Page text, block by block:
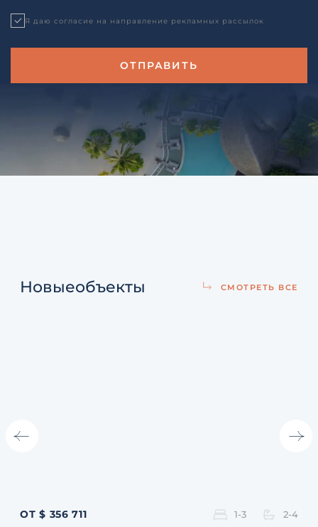
Я даю согласие на направление рекламных рассылок
Новыеобъекты СМОТРЕТЬ ВСЕ
ОТ $ 356 711 1-3 2-4